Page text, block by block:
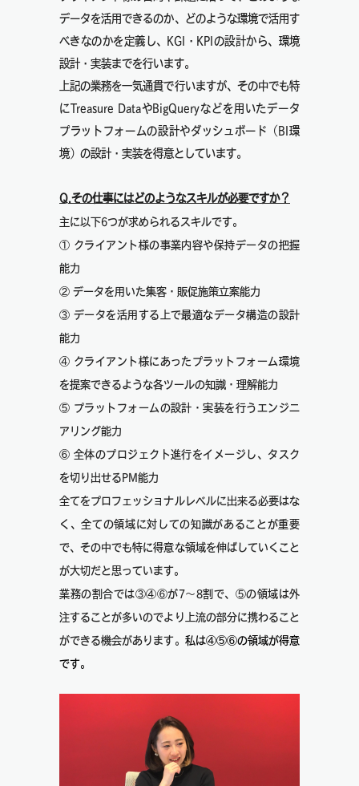
データを活用できるのか、どのような環境で活用す
べきなのかを定義し、KGI・KPIの設計から、環境
設計・実装までを行います。
上記の業務を一気通貫で行いますが、その中でも特
にTreasure DataやBigQueryなどを用いたデータ
プラットフォームの設計やダッシュボード（BI環
境）の設計・実装を得意としています。
Q.その仕事にはどのようなスキルが必要ですか？
主に以下6つが求められるスキルです。
① クライアント様の事業内容や保持データの把握
能力
② データを用いた集客・販促施策立案能力
③ データを活用する上で最適なデータ構造の設計
能力
④ クライアント様にあったプラットフォーム環境
を提案できるような各ツールの知識・理解能力
⑤ プラットフォームの設計・実装を行うエンジニ
アリング能力
⑥ 全体のプロジェクト進行をイメージし、タスク
を切り出せるPM能力
全てをプロフェッショナルレベルに出来る必要はな
く、全ての領域に対しての知識があることが重要
で、その中でも特に得意な領域を伸ばしていくこと
が大切だと思っています。
業務の割合では③④⑥が7～8割で、⑤の領域は外
注することが多いのでより上流の部分に携わること
ができる機会があります。 私は④⑤⑥の領域が得意
です。